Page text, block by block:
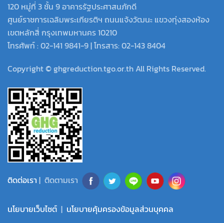
120 หมู่ที่ 3 ชั้น 9 อาคารรัฐประศาสนภักดี
ศูนย์ราชการเฉลิมพระเกียรติฯ ถนนแจ้งวัฒนะ แขวงทุ่งสองห้อง
เขตหลักสี่ กรุงเทพมหานคร 10210
โทรศัพท์ : 02-141 9841-9 | โทรสาร: 02-143 8404
Copyright © ghgreduction.tgo.or.th All Rights Reserved.
ติดต่อเรา | ติดตามเรา
นโยบายเว็บไซต์ | นโยบายคุ้มครองข้อมูลส่วนบุคคล